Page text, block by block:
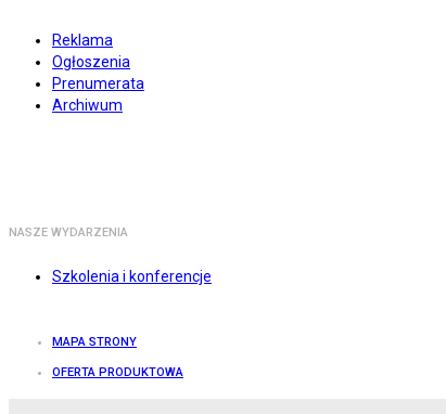
Reklama
Ogłoszenia
Prenumerata
Archiwum
NASZE WYDARZENIA
Szkolenia i konferencje
MAPA STRONY
OFERTA PRODUKTOWA